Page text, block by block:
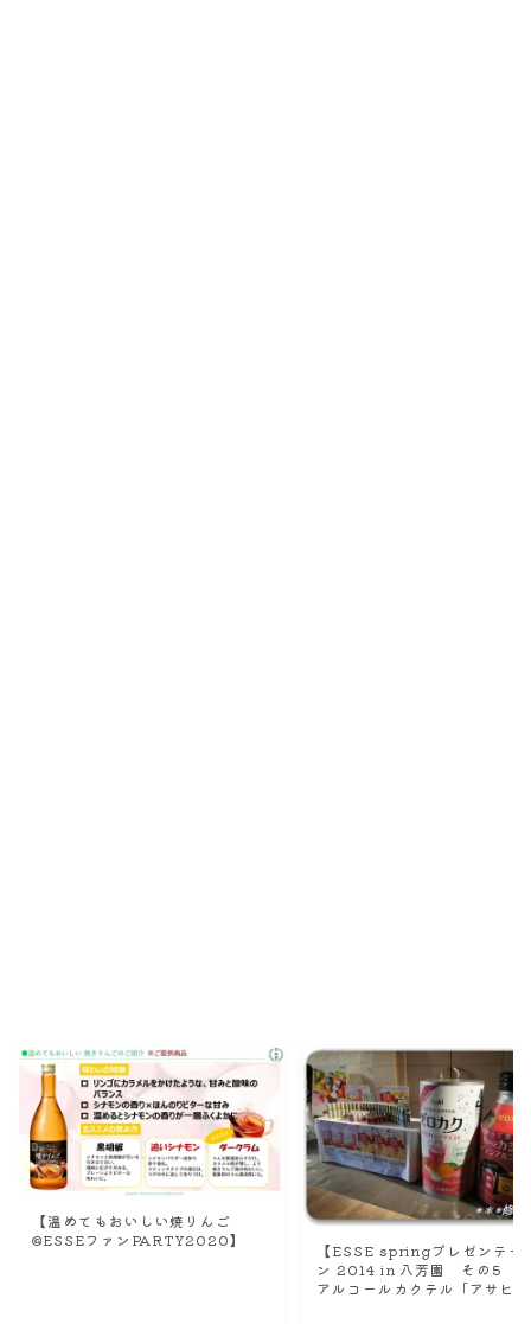
【温めてもおいしい焼りんご
@ESSEファンPARTY2020】
【ESSE springプレゼンテー
ン 2014 in 八芳園 その5
アルコールカクテル「アサヒ